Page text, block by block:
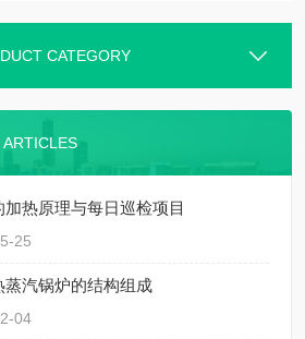
CATEGORY
ARTICLES
热原理与每日巡检项目
25
蒸汽锅炉的结构组成
04